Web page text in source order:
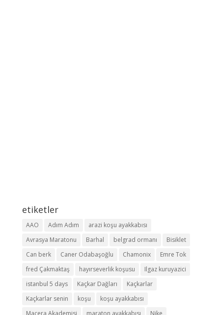
etiketler
AAO Adım Adım
arazi koşu ayakkabısı
Avrasya Maratonu
Barhal belgrad ormanı
Bisiklet
Can berk
Caner Odabaşoğlu Chamonix
Emre Tok
fred Çakmaktaş
hayırseverlik koşusu
Ilgaz kuruyazici
istanbul 5 days
Kaçkar Dağları
Kaçkarlar
Kaçkarlar senin
koşu
koşu ayakkabısı
Macera Akademisi
maraton ayakkabısı Nike